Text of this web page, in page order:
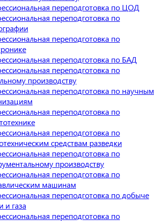
переподготовка по ЦОД
переподготовка по
переподготовка по
переподготовка по БАД
переподготовка по
производству
переподготовка по научным
переподготовка по
переподготовка по
средствам разведки
переподготовка по
производству
переподготовка по
машинам
переподготовка по добыче
и газа
переподготовка по